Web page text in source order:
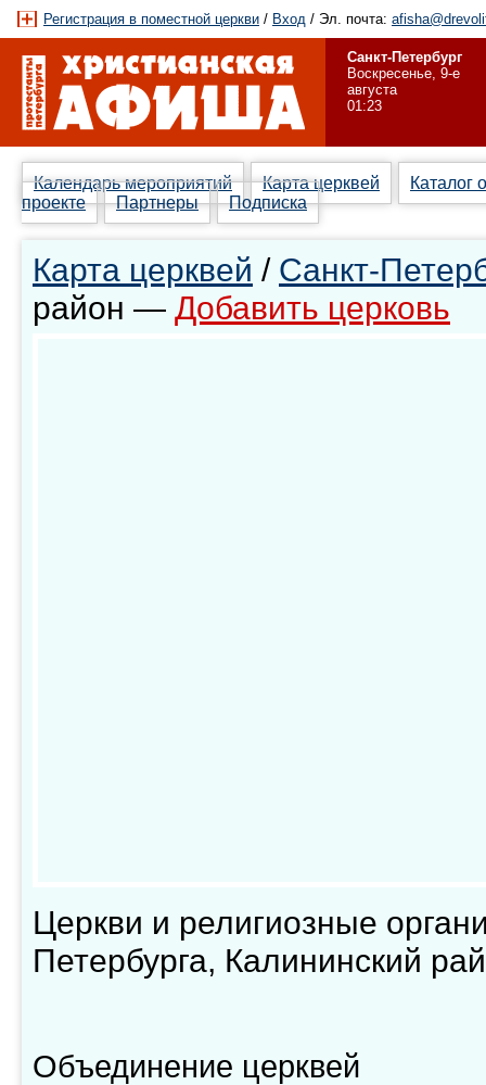
Регистрация в поместной церкви / Вход / Эл. почта:
Санкт-Петербург
Воскресенье, 9-е
августа
01:23
Календарь мероприятий Карта церквей
Каталог
проекте
Партнеры Подписка
Карта церквей / Санкт-
район — Добавить церковь
Церкви и религиозные
Петербурга, Калининский
Объединение церквей